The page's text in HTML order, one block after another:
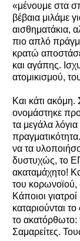
«μένουμε στα
βέβαια μιλάμε
αισθηματάκια,
πιο απλό
κρατώ
και αγάπης.
ατομικισμού,
Και κάτι ακόμη.
ονομάστηκε
τα μεγάλα
να τα
δυστυχώς, το
ακαταμάχητο!
του κορωνοϊού,
Κάποιοι
καταριούνται
το ακατόρθωτο:
Σαμαρείτες.